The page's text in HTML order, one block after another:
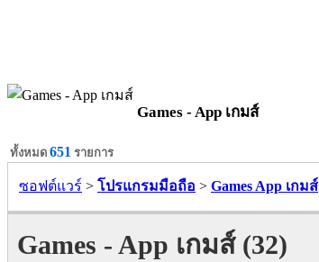
Games - App เกมส์
ทั้งหมด 651 รายการ
ซอฟต์แวร์ > โปรแกรมมือถือ > Games App เกมส์
Games - App เกมส์ (32)